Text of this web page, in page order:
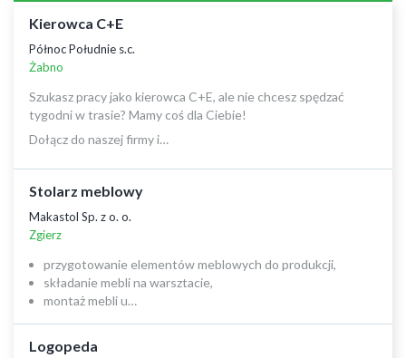
Kierowca C+E
Północ Południe s.c.
Żabno
Szukasz pracy jako kierowca C+E, ale nie chcesz spędzać
tygodni w trasie? Mamy coś dla Ciebie!
Dołącz do naszej firmy i…
Stolarz meblowy
Makastol Sp. z o. o.
Zgierz
przygotowanie elementów meblowych do produkcji,
składanie mebli na warsztacie,
montaż mebli u…
Logopeda